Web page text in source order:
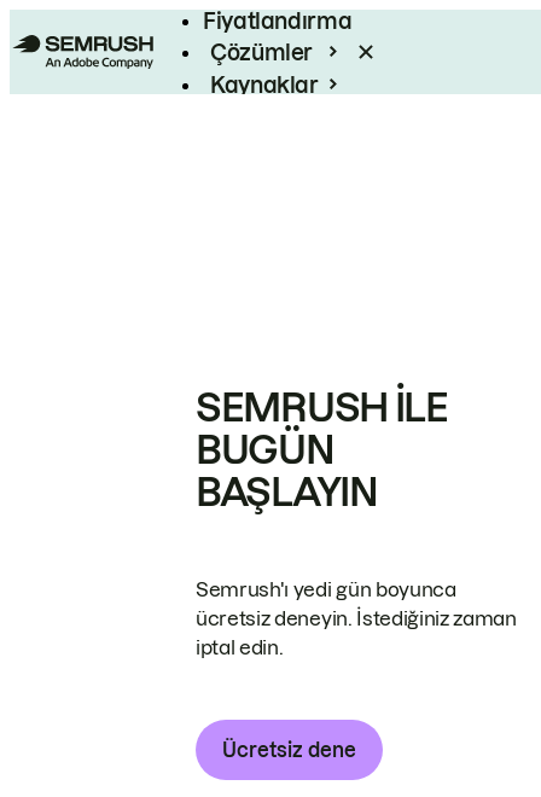
Fiyatlandırma
Çözümler
Kaynaklar
SEMRUSH ILE
BUGÜN
BAŞLAYIN
Semrush'ı yedi gün boyunca
ücretsiz deneyin. İstediğiniz zaman
iptal edin.
Ücretsiz dene